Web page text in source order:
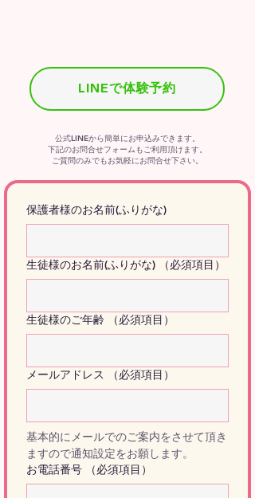
LINEで体験予約
​公式LINEから簡単にお申込みできます。
下記のお問合せフォームもご利用頂けます。
ご質問のみでもお気軽にお問合せ下さい。​
保護者様のお名前(ふりがな)
生徒様のお名前(ふりがな) （必須項目）
生徒様のご年齢 （必須項目）
メールアドレス （必須項目）
基本的にメールでのご案内をさせて頂き
ますので通知設定をお願します。
お電話番号
（必須項目）